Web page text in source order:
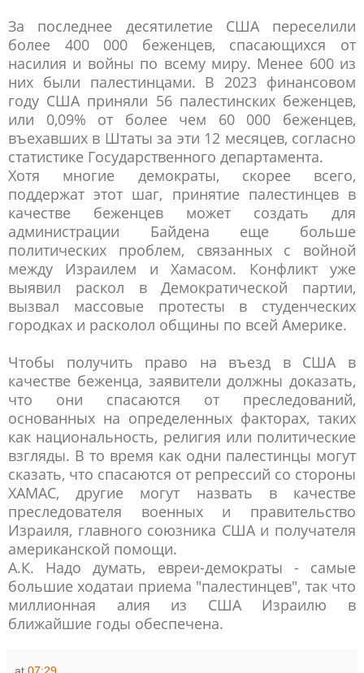
За последнее десятилетие США переселили
более 400 000 беженцев, спасающихся от
насилия и войны по всему миру. Менее 600 из
них были палестинцами. В 2023 финансовом
году США приняли 56 палестинских беженцев,
или 0,09% от более чем 60 000 беженцев,
въехавших в Штаты за эти 12 месяцев, согласно
статистике Государственного департамента.
Хотя многие демократы, скорее всего,
поддержат этот шаг, принятие палестинцев в
качестве беженцев может создать для
администрации Байдена еще больше
политических проблем, связанных с войной
между Израилем и Хамасом. Конфликт уже
выявил раскол в Демократической партии,
вызвал массовые протесты в студенческих
городках и расколол общины по всей Америке.
Чтобы получить право на въезд в США в
качестве беженца, заявители должны доказать,
что они спасаются от преследований,
основанных на определенных факторах, таких
как национальность, религия или политические
взгляды. В то время как одни палестинцы могут
сказать, что спасаются от репрессий со стороны
ХАМАС, другие могут назвать в качестве
преследователя военных и правительство
Израиля, главного союзника США и получателя
американской помощи.
А.К. Надо думать, евреи-демократы - самые
большие ходатаи приема "палестинцев", так что
миллионная алия из США Израилю в
ближайшие годы обеспечена.